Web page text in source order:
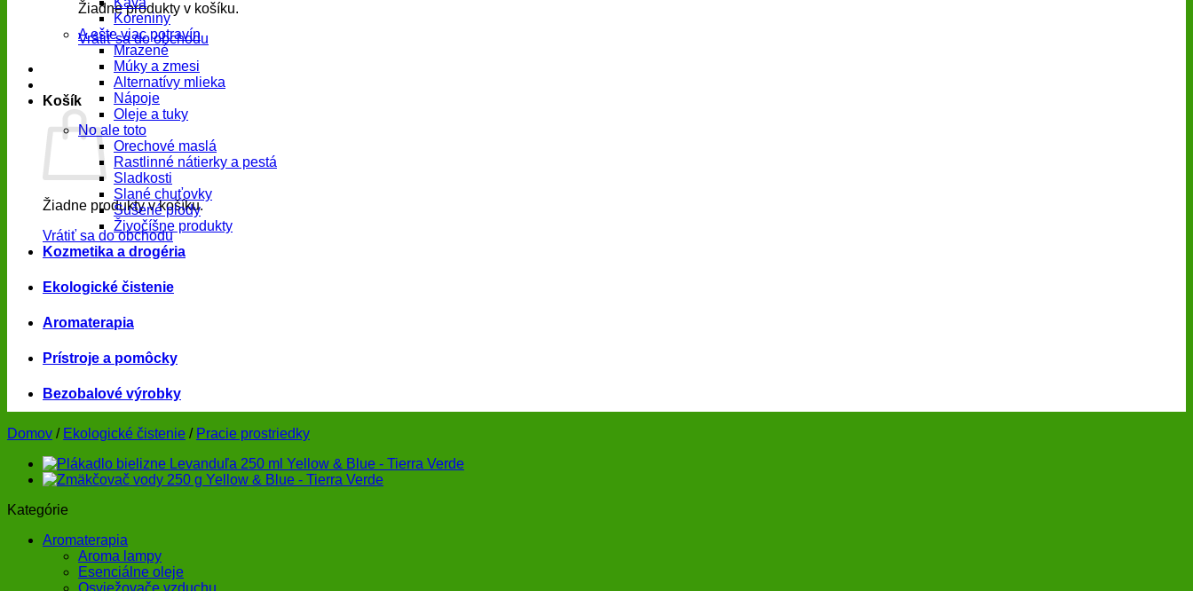
Žiadne produkty v košíku.
Vrátiť sa do obchodu
Košík
Žiadne produkty v košíku.
Vrátiť sa do obchodu
Koreniny
A ešte viac potravín
Mrazené
Múky a zmesi
Alternatívy mlieka
Nápoje
Oleje a tuky
No ale toto
Orechové maslá
Rastlinné nátierky a pestá
Sladkosti
Slané chuťovky
Sušené plody
Živočíšne produkty
Kozmetika a drogéria
Ekologické čistenie
Aromaterapia
Prístroje a pomôcky
Bezobalové výrobky
Domov / Ekologické čistenie / Pracie prostriedky
Kategórie
Aromaterapia
Aroma lampy
Esenciálne oleje
Osviežovače vzduchu